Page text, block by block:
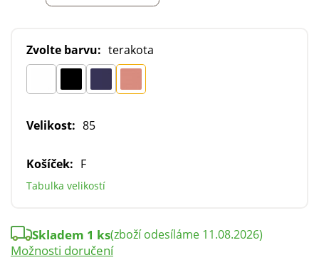
Zvolte barvu: terakota
Velikost: 85
Košíček: F
Tabulka velikostí
Skladem 1 ks(zboží odesíláme 11.08.2026)
Možnosti doručení